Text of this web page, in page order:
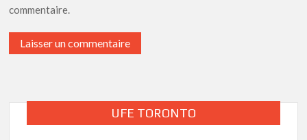
commentaire.
UFE TORONTO